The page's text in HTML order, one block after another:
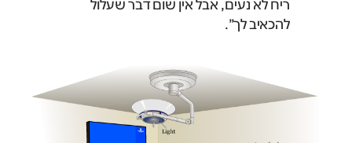
ריח לא נעים, אבל אין שום דבר שעלול
להכאיב לך”.